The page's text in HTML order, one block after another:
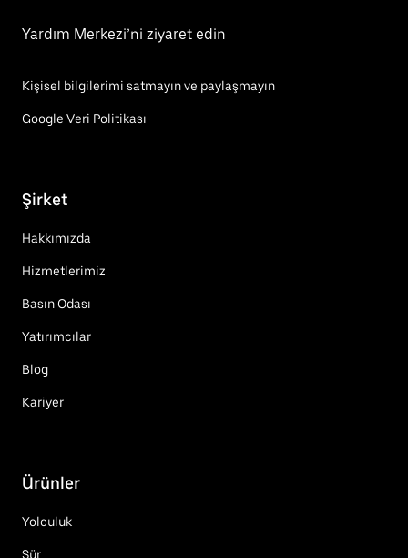
Yardım Merkezi’ni ziyaret edin
Kişisel bilgilerimi satmayın ve paylaşmayın
Google Veri Politikası
Şirket
Hakkımızda
Hizmetlerimiz
Basın Odası
Yatırımcılar
Blog
Kariyer
Ürünler
Yolculuk
Sür